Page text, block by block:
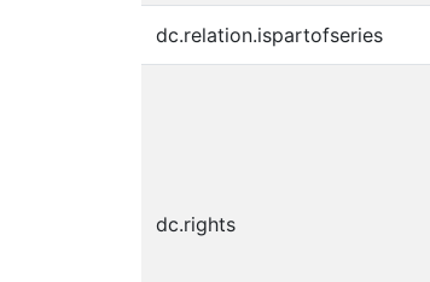
dc.relation.ispartofseries
dc.rights